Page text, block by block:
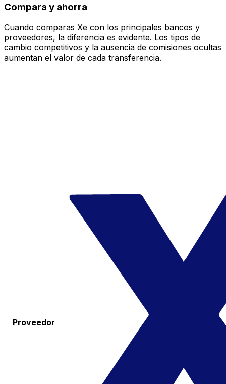
Compara y ahorra
Cuando comparas Xe con los principales bancos y
proveedores, la diferencia es evidente. Los tipos de
cambio competitivos y la ausencia de comisiones ocultas
aumentan el valor de cada transferencia.
Proveedor